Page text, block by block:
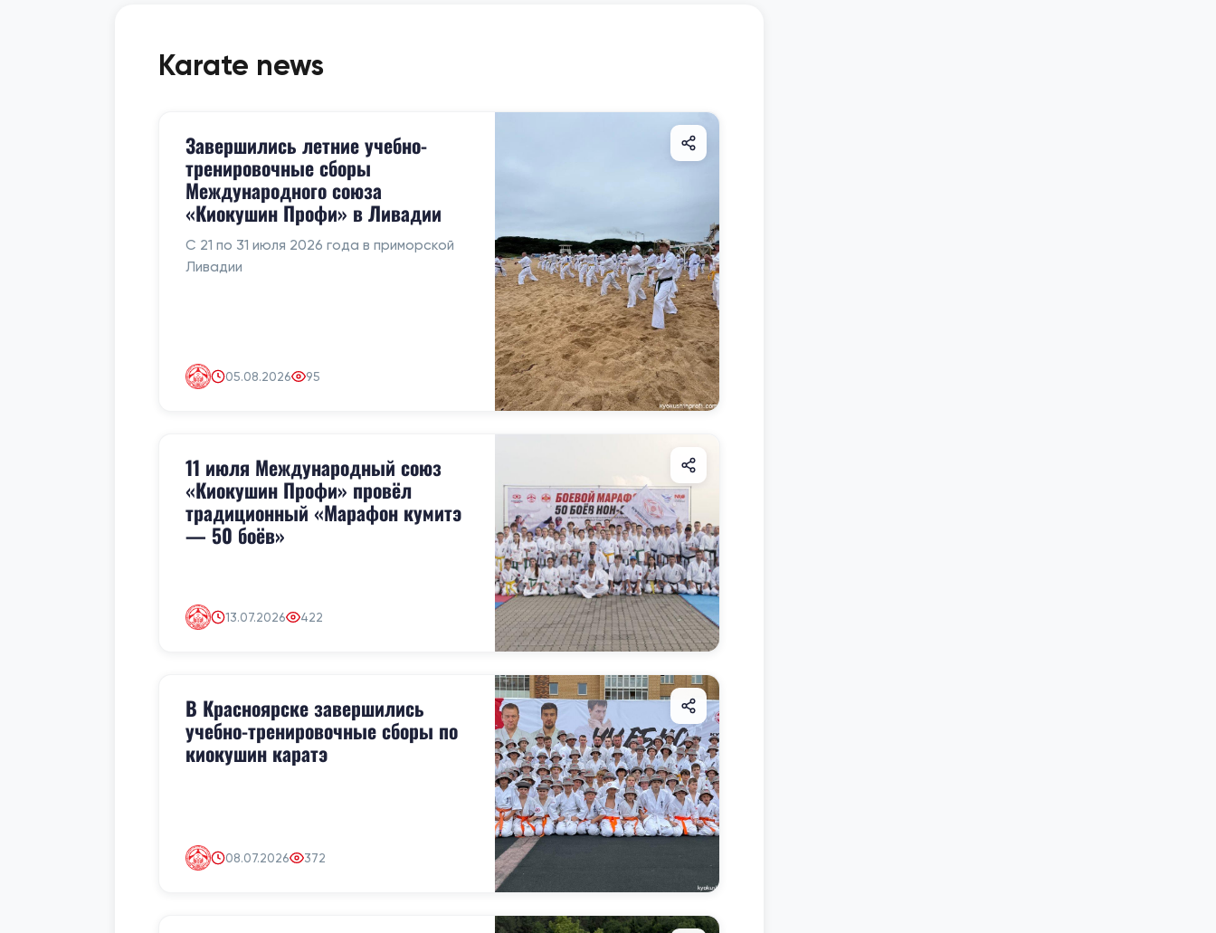
Karate news
Завершились летние учебно-
тренировочные сборы
Международного союза
«Киокушин Профи» в Ливадии
С 21 по 31 июля 2026 года в приморской
Ливадии
05.08.2026 95
11 июля Международный союз
«Киокушин Профи» провёл
традиционный «Марафон кумитэ
— 50 боёв»
13.07.2026 422
В Красноярске завершились
учебно-тренировочные сборы по
киокушин каратэ
08.07.2026 372